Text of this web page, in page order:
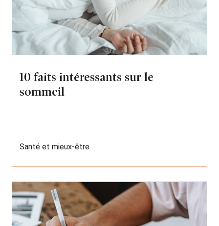
10 faits intéressants sur le
sommeil
Santé et mieux-être